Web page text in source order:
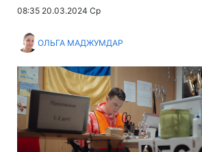
08:35 20.03.2024 Ср
ОЛЬГА МАДЖУМДАР